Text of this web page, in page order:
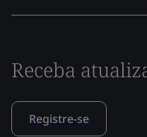
Receba
Registre-se